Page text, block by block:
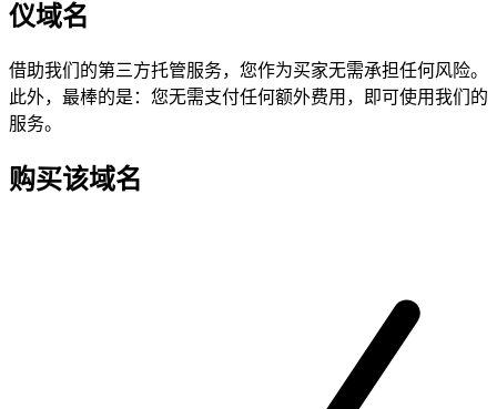
仪域名
借助我们的第三方托管服务，您作为买家无需承担任何风险。
此外，最棒的是：您无需支付任何额外费用，即可使用我们的
服务。
购买该域名